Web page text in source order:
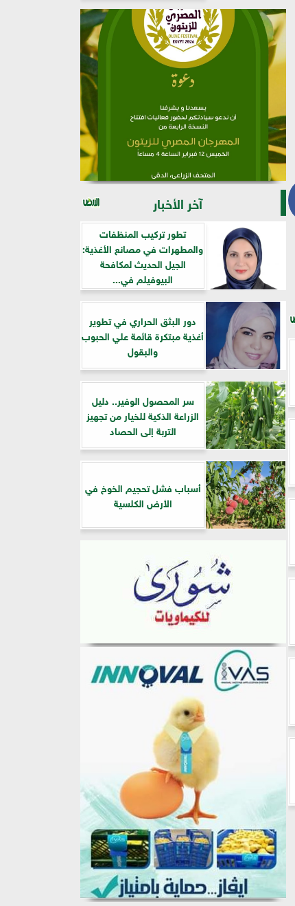
آخر الأخبار
تطور تركيب المنظفات
والمطهرات في مصانع الأغذية:
الجيل الحديث لمكافحة
البيوفيلم في...
دور البثق الحراري في تطوير
أغذية مبتكرة قائمة علي الحبوب
والبقول
سر المحصول الوفير.. دليل
الزراعة الذكية للخيار من تجهيز
التربة إلى الحصاد
أسباب فشل تحجيم الخوخ في
الأرض الكلسية